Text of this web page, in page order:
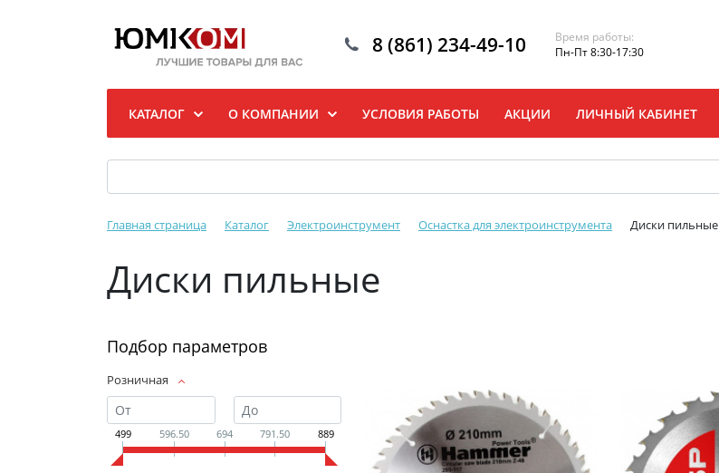
8 (861) 234-49-10
Время работы:
Пн-Пт 8:30-17:30
КАТАЛОГ О КОМПАНИИ УСЛОВИЯ РАБОТЫ АКЦИИ ЛИЧНЫЙ КАБИНЕТ
Главная страница Каталог Электроинструмент Оснастка для электроинструмента Диски пильные
Диски пильные
Подбор параметров
Розничная
499 596.50 694 791.50 889